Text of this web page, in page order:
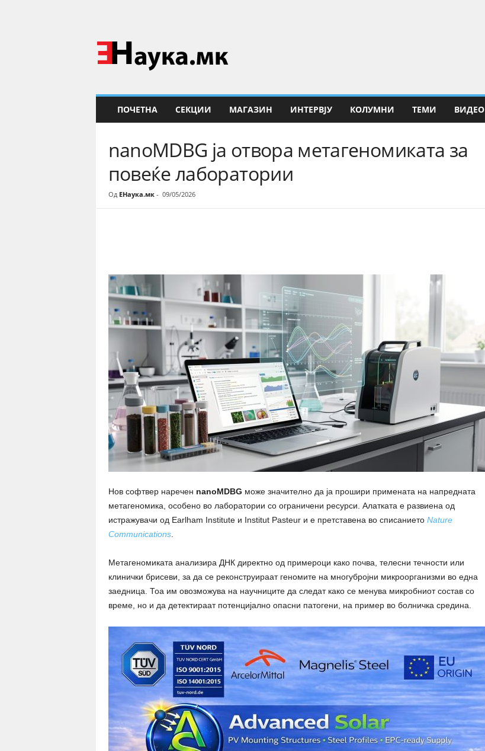
Н
а
у
ПОЧЕТНА СЕКЦИИ МАГАЗИН ИНТЕРВЈУ КОЛУМНИ ТЕМИ ВИДЕО
nanoMDBG ја отвора метагеномиката за
повеќе лаборатории
Од ЕНаука.мк- 09/05/2026
Нов софтвер наречен nanoMDBG може значително да ја прошири примената на напредната
метагеномика, особено во лаборатории со ограничени ресурси. Алатката е развиена од
истражувачи од Earlham Institute и Institut Pasteur и е претставена во списанието Nature
Communications.
Метагеномиката анализира ДНК директно од примероци како почва, телесни течности или
клинички брисеви, за да се реконструираат геномите на многубројни микроорганизми во една
заедница. Тоа им овозможува на научниците да следат како се менува микробниот состав со
време, но и да детектираат потенцијално опасни патогени, на пример во болничка средина.